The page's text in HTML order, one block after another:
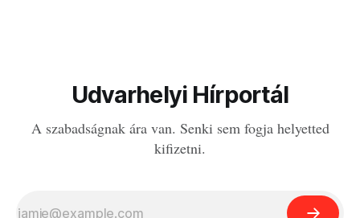
Udvarhelyi Hírportál
A szabadságnak ára van. Senki sem fogja helyetted
kifizetni.